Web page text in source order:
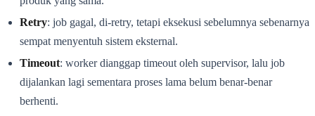
Retry: job gagal, di-retry, tetapi eksekusi sebelumnya sebenarnya
sempat menyentuh sistem eksternal.
Timeout: worker dianggap timeout oleh supervisor, lalu job
dijalankan lagi sementara proses lama belum benar-benar
berhenti.